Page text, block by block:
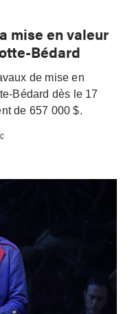
mise en valeur
Bédard
de mise en
Bédard dès le 17
de 657 000 $.